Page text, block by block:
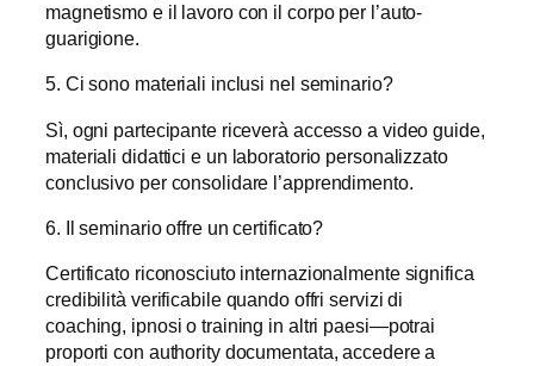
magnetismo e il lavoro con il corpo per l’auto-
guarigione.
5. Ci sono materiali inclusi nel seminario?
Sì, ogni partecipante riceverà accesso a video guide,
materiali didattici e un laboratorio personalizzato
conclusivo per consolidare l’apprendimento.
6. Il seminario offre un certificato?
Certificato riconosciuto internazionalmente significa
credibilità verificabile quando offri servizi di
coaching, ipnosi o training in altri paesi—potrai
proporti con authority documentata, accedere a